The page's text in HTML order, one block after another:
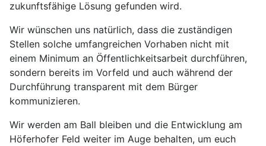
zukunftsfähige Lösung gefunden wird.
Wir wünschen uns natürlich, dass die zuständigen
Stellen solche umfangreichen Vorhaben nicht mit
einem Minimum an Öffentlichkeitsarbeit durchführen,
sondern bereits im Vorfeld und auch während der
Durchführung transparent mit dem Bürger
kommunizieren.
Wir werden am Ball bleiben und die Entwicklung am
Höferhofer Feld weiter im Auge behalten, um euch